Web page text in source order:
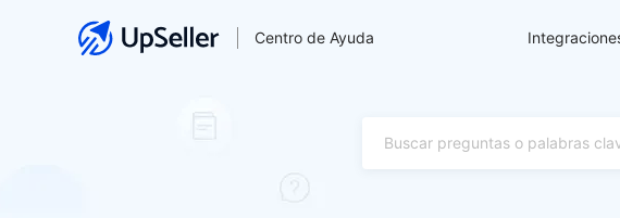
Centro de Ayuda